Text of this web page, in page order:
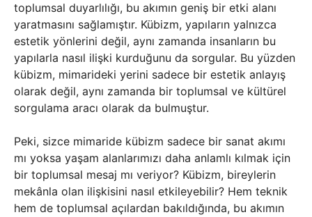
toplumsal duyarlılığı, bu akımın geniş bir etki alanı
yaratmasını sağlamıştır. Kübizm, yapıların yalnızca
estetik yönlerini değil, aynı zamanda insanların bu
yapılarla nasıl ilişki kurduğunu da sorgular. Bu yüzden
kübizm, mimarideki yerini sadece bir estetik anlayış
olarak değil, aynı zamanda bir toplumsal ve kültürel
sorgulama aracı olarak da bulmuştur.
Peki, sizce mimaride kübizm sadece bir sanat akımı
mı yoksa yaşam alanlarımızı daha anlamlı kılmak için
bir toplumsal mesaj mı veriyor? Kübizm, bireylerin
mekânla olan ilişkisini nasıl etkileyebilir? Hem teknik
hem de toplumsal açılardan bakıldığında, bu akımın